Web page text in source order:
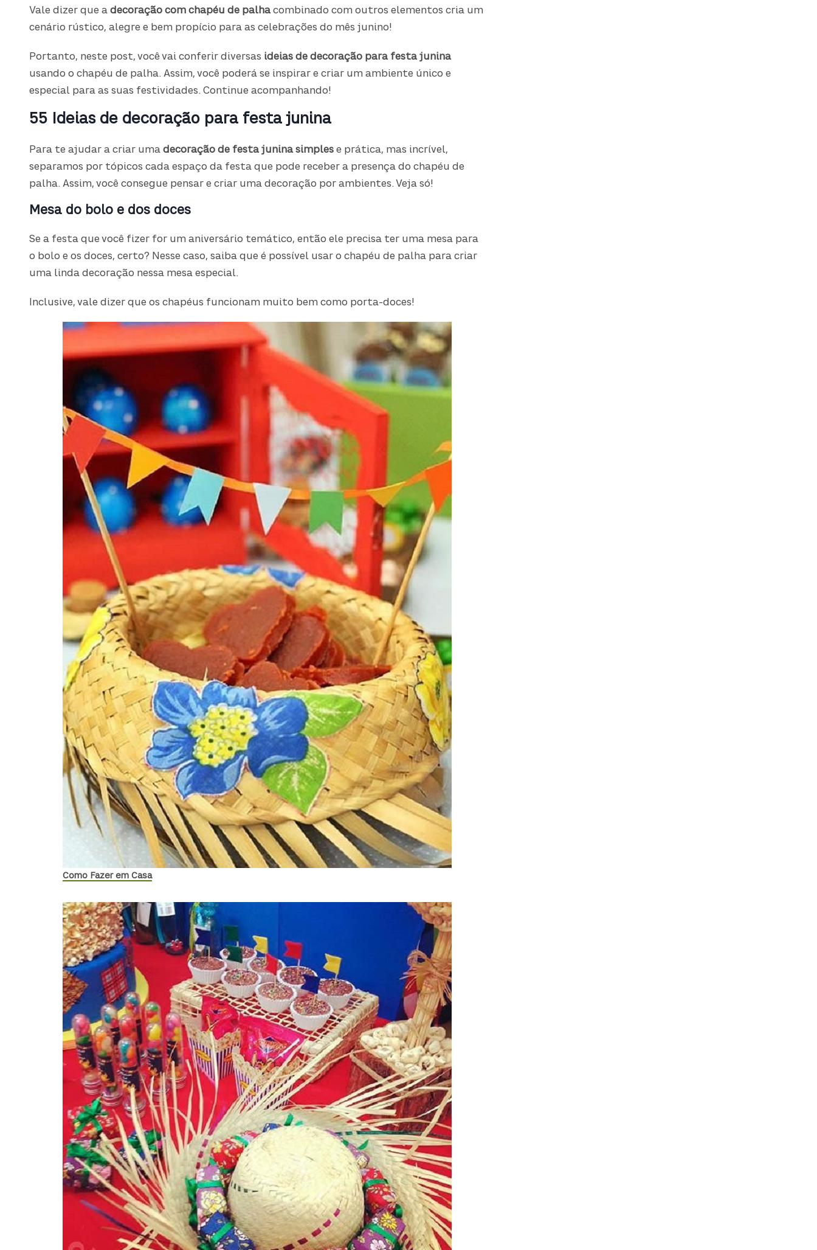
Vale dizer que a decoração com chapéu de palhacombinado com outros elementos cria um
cenário rústico, alegre e bem propício para as celebrações do mês junino!
Portanto, neste post, você vai conferir diversas ideias de decoração para festa junina
usando o chapéu de palha. Assim, você poderá se inspirar e criar um ambiente único e
especial para as suas festividades. Continue acompanhando!
55 Ideias de decoração para festa junina
Para te ajudar a criar uma decoração de festa junina simples e prática, mas incrível,
separamos por tópicos cada espaço da festa que pode receber a presença do chapéu de
palha. Assim, você consegue pensar e criar uma decoração por ambientes. Veja só!
Mesa do bolo e dos doces
Se a festa que você fizer for um aniversário temático, então ele precisa ter uma mesa para
o bolo e os doces, certo? Nesse caso, saiba que é possível usar o chapéu de palha para criar
uma linda decoração nessa mesa especial.
Inclusive, vale dizer que os chapéus funcionam muito bem como porta-doces!
Como Fazer em Casa